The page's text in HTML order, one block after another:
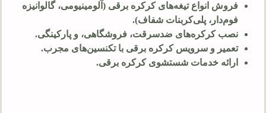
فروش انواع تیغه‌های کرکره برقی (آلومینیومی، گالوانیزه
فوم‌دار، پلی‌کربنات شفاف).
نصب کرکره‌های ضدسرقت، فروشگاهی، و پارکینگی.
تعمیر و سرویس کرکره برقی با تکنسین‌های مجرب.
ارائه خدمات شستشوی کرکره برقی.